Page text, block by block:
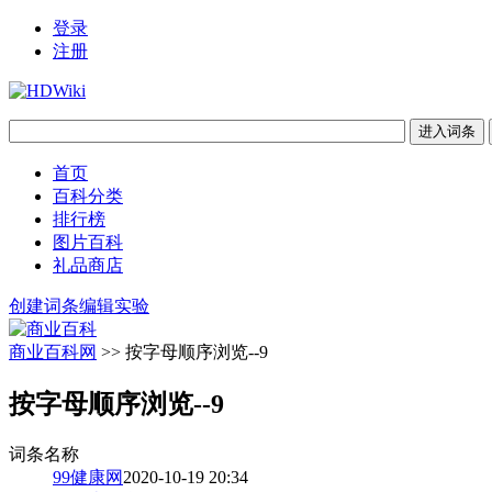
登录
注册
首页
百科分类
排行榜
图片百科
礼品商店
创建词条编辑实验
商业百科网 >> 按字母顺序浏览--9
按字母顺序浏览--9
词条名称
99健康网 2020-10-19 20:34